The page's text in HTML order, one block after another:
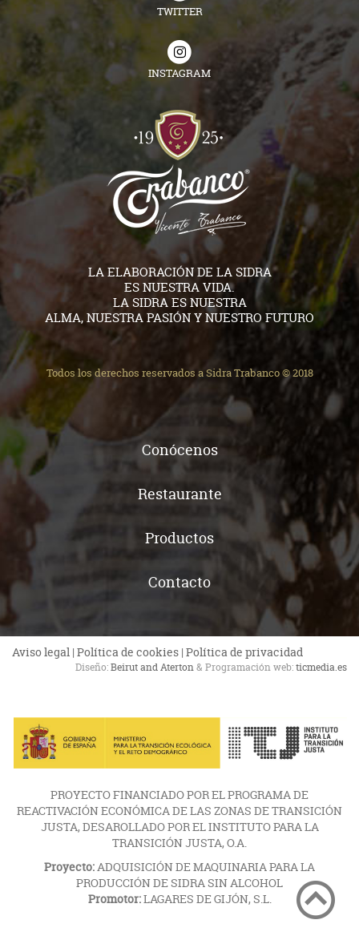
TWITTER
INSTAGRAM
LA ELABORACIÓN DE LA SIDRA
ES NUESTRA VIDA.
LA SIDRA ES NUESTRA
ALMA, NUESTRA PASIÓN Y NUESTRO FUTURO
Todos los derechos reservados a Sidra Trabanco © 2018
Conócenos
Restaurante
Productos
Contacto
Aviso legal | Política de cookies | Política de privacidad
Diseño:Beirut and Aterton& Programación web:ticmedia.es
PROYECTO FINANCIADO POR EL PROGRAMA DE
REACTIVACIÓN ECONÓMICA DE LAS ZONAS DE TRANSICIÓN
JUSTA, DESAROLLADO POR EL INSTITUTO PARA LA
TRANSICIÓN JUSTA, O.A.
Proyecto:ADQUISICIÓN DE MAQUINARIA PARA LA
PRODUCCIÓN DE SIDRA SIN ALCOHOL
Promotor:LAGARES DE GIJÓN, S.L.